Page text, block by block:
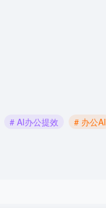
# AI办公提效 # 办公AI